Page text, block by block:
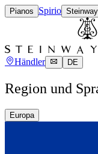
Pianos Spirio
Händler DE
Region und
Europa